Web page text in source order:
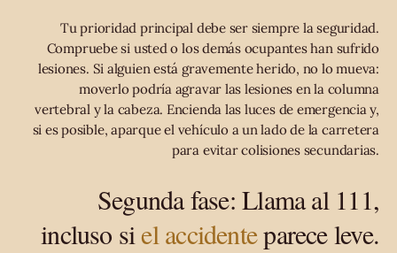
Tu prioridad principal debe ser siempre la seguridad.
Compruebe si usted o los demás ocupantes han sufrido
lesiones. Si alguien está gravemente herido, no lo mueva:
moverlo podría agravar las lesiones en la columna
vertebral y la cabeza. Encienda las luces de emergencia y,
si es posible, aparque el vehículo a un lado de la carretera
para evitar colisiones secundarias.
Segunda fase: Llama al 111,
incluso siel accidenteparece leve.